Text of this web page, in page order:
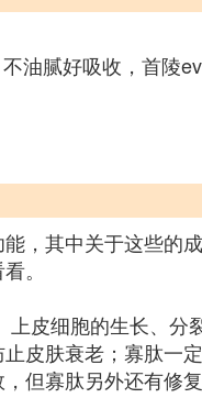
油腻好吸收，首陵
，其中关于这些的
。
皮细胞的生长、分
皮肤衰老；寡肽一
但寡肽另外还有修